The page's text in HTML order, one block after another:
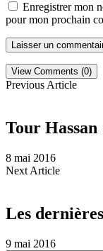
Enregistrer mon
pour mon prochain
View Comments (0)
Previous Article
Tour
8 mai 2016
Next Article
Les
9 mai 2016